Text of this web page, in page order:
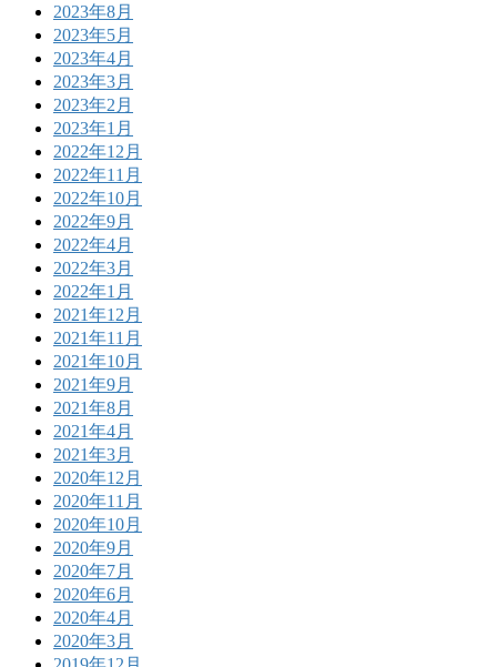
2023年8月
2023年5月
2023年4月
2023年3月
2023年2月
2023年1月
2022年12月
2022年11月
2022年10月
2022年9月
2022年4月
2022年3月
2022年1月
2021年12月
2021年11月
2021年10月
2021年9月
2021年8月
2021年4月
2021年3月
2020年12月
2020年11月
2020年10月
2020年9月
2020年7月
2020年6月
2020年4月
2020年3月